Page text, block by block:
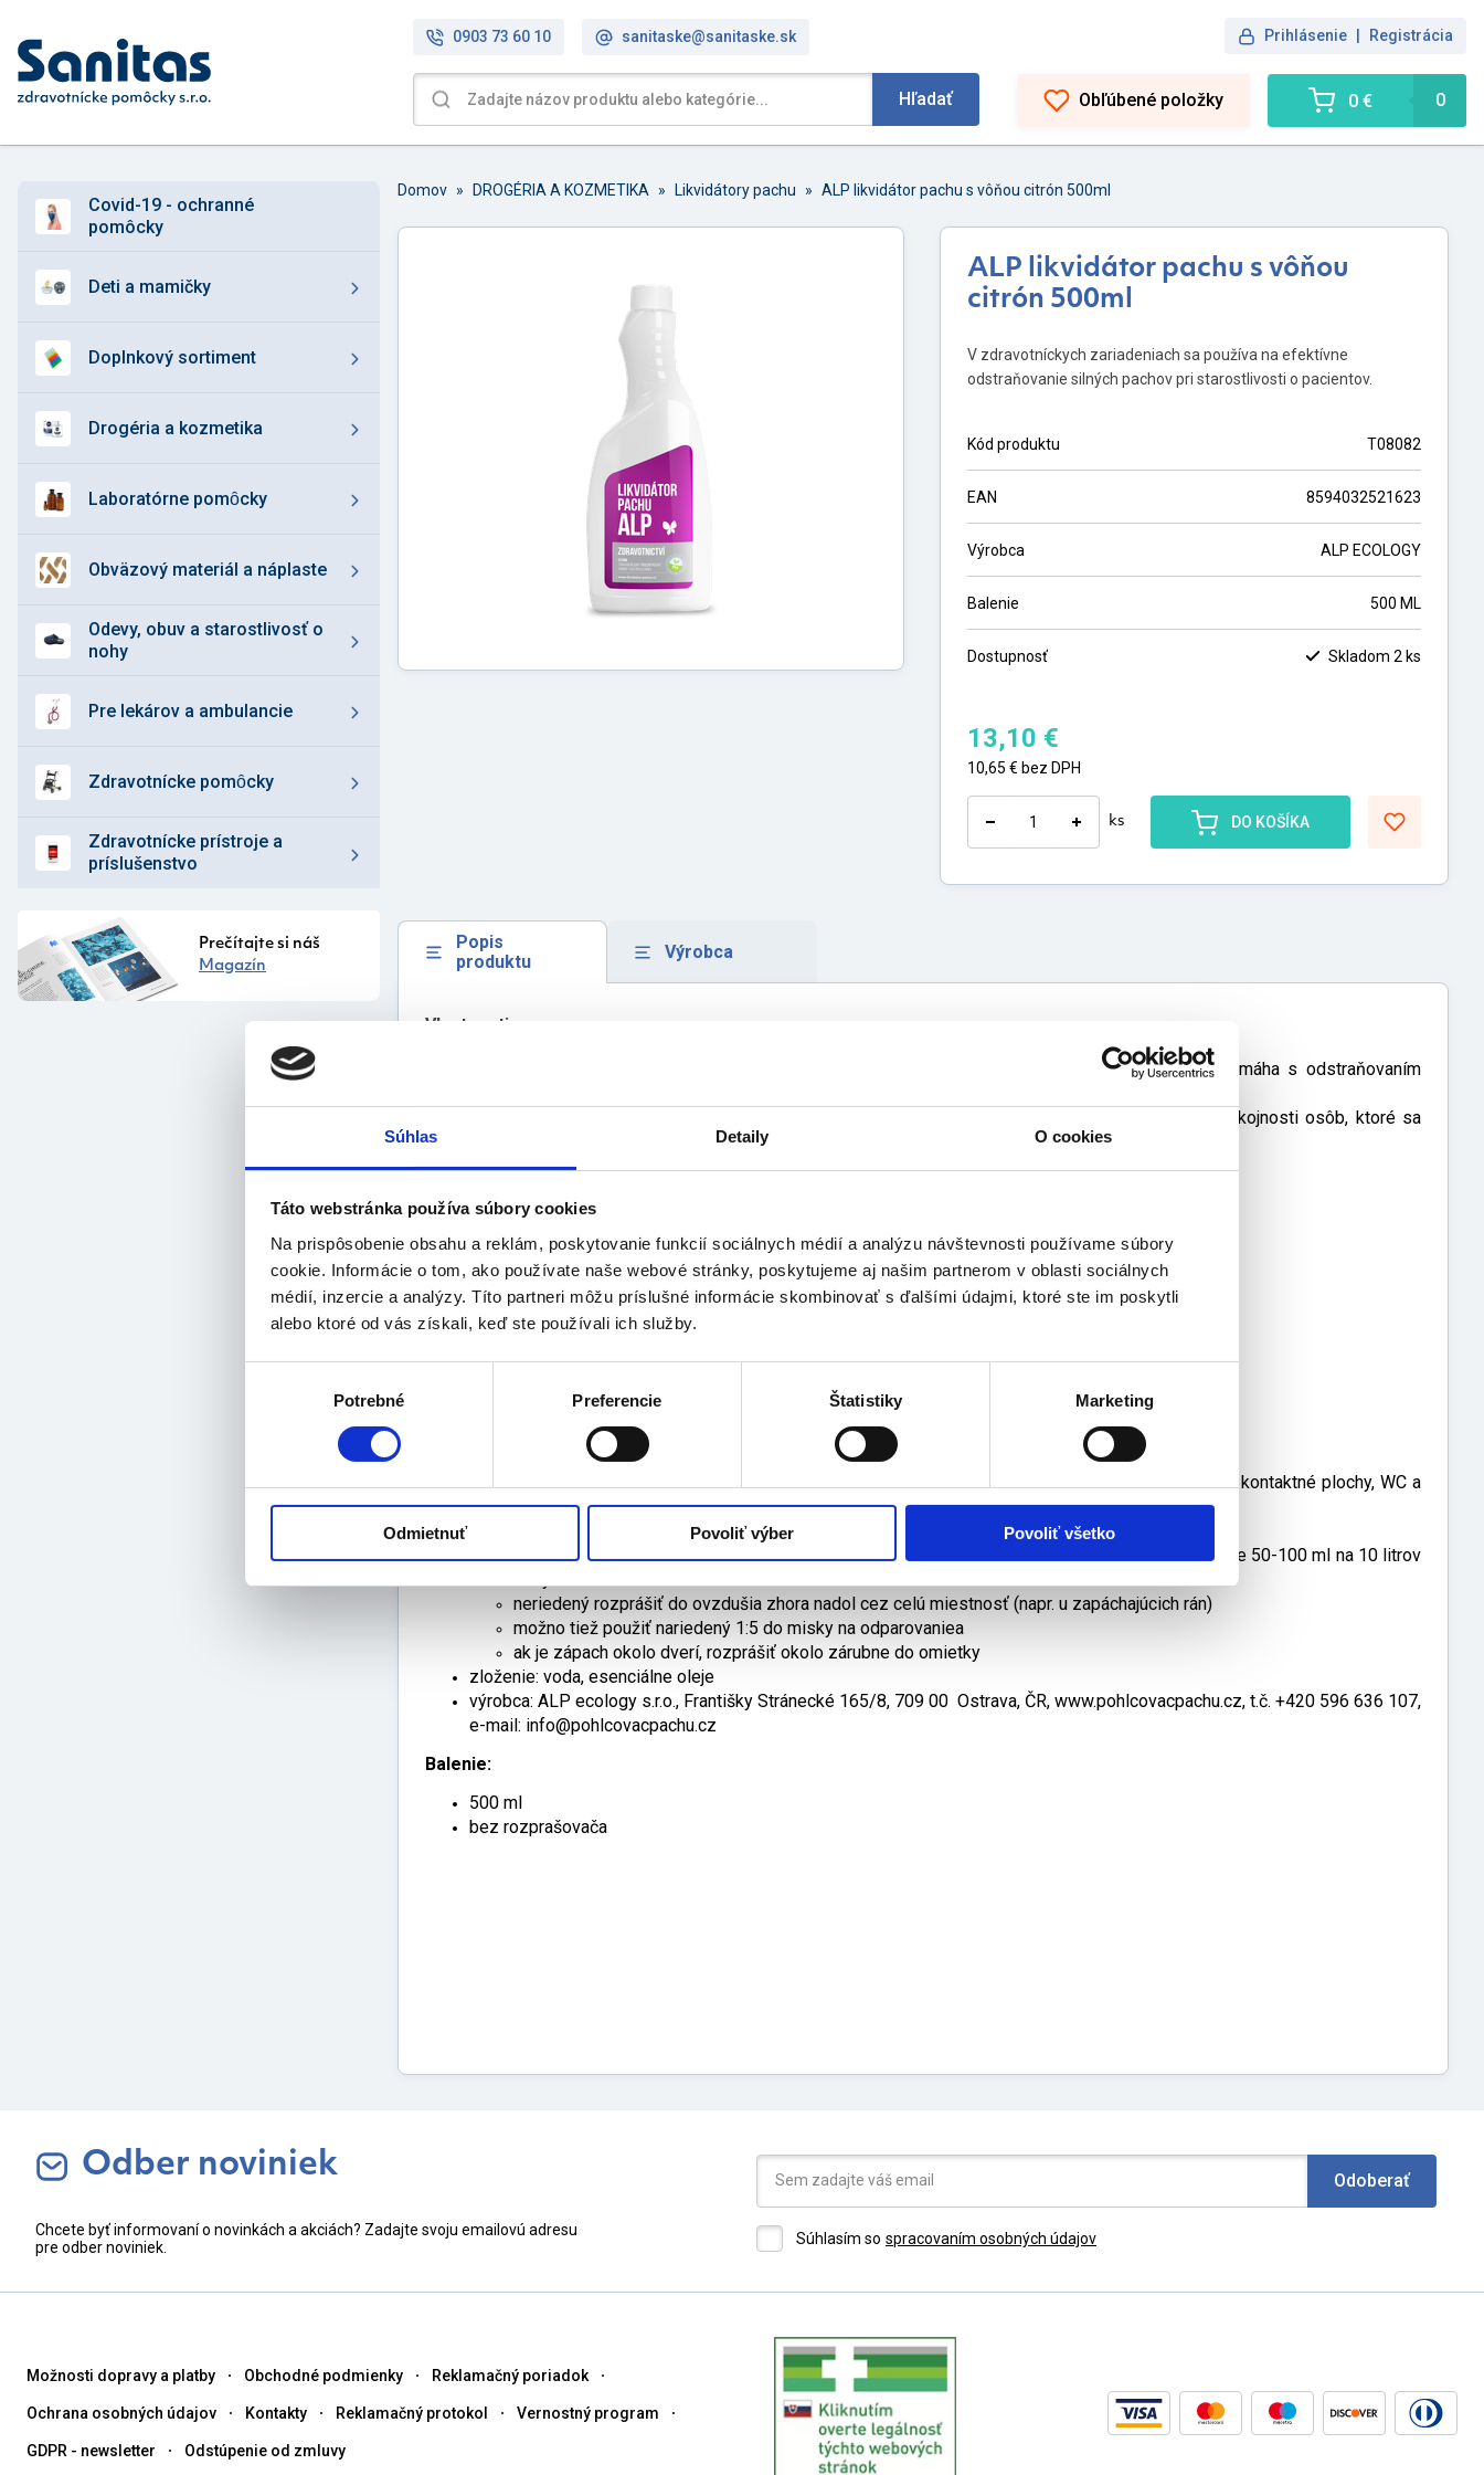
Súhlas Detaily O cookies
Táto webstránka používa súbory cookies
Na prispôsobenie obsahu a reklám, poskytovanie funkcií sociálnych médií a analýzu návštevnosti používame súbory
cookie. Informácie o tom, ako používate naše webové stránky, poskytujeme aj našim partnerom v oblasti sociálnych
médií, inzercie a analýzy. Títo partneri môžu príslušné informácie skombinovať s ďalšími údajmi, ktoré ste im poskytli
alebo ktoré od vás získali, keď ste používali ich služby.
Potrebné Preferencie Štatistiky Marketing
Odmietnuť Povoliť výber Povoliť všetko
0903 73 60 10 sanitaske@sanitaske.sk
Hľadať
Prihlásenie Registrácia
Obľúbené položky 0 € 0
covid-19 - ochranné
pomôcky
deti a mamičky
doplnkový sortiment
drogéria a kozmetika
laboratórne pomȏcky
obväzový materiál a náplaste
odevy, obuv a starostlivosť o
nohy
pre lekárov a ambulancie
zdravotnícke pomȏcky
zdravotnícke prístroje a
príslušenstvo
Prečítajte si náš
Magazín
Domov » DROGÉRIA A KOZMETIKA » Likvidátory pachu » ALP likvidátor pachu s vôňou citrón 500ml
ALP likvidátor pachu s vôňou
citrón 500ml
V zdravotníckych zariadeniach sa používa na efektívne
odstraňovanie silných pachov pri starostlivosti o pacientov.
Kód produktu T08082
EAN 8594032521623
Výrobca ALP ECOLOGY
Balenie 500 ML
Dostupnosť Skladom 2 ks
13,10 €
10,65 € bez DPH
ks DO KOŠÍKA
Popis
produktu
Výrobca
Vlastnosti:
likvidátor pachu je neoceniteľným pomocníkom v mnohých zdravotníckych zariadeniach, kde pomáha s odstraňovaním
po jeho použití dôjde k okamžitej likvidácii nežiadúcich zápachov a tým k zvýšeniu kvality a spokojnosti osôb, ktoré sa
prírodný prípravok
pH neutrálny
bez kvasiniek
vhodný aj pre alergikov
použitie:
na plienky
WC
vrecia s odpadom
ovzdušie
silno rozprášiť na celú plochu zdroja zápachu - použité plienky, vrecia na odpad, prestieradlá, kontaktné plochy, WC a
pod.
molitany, matrace, koberce je najlepšie preliať roztokom riedeným 1:3 alebo neriedeným
na vytieranie podláh, povrchov, WC, nemocničného nábytku, pranie (do 60 °C) pridajte minimálne 50-100 ml na 10 litrov
neriedený rozprášiť do ovzdušia zhora nadol cez celú miestnosť (napr. u zapáchajúcich rán)
možno tiež použiť nariedený 1:5 do misky na odparovaniea
ak je zápach okolo dverí, rozprášiť okolo zárubne do omietky
zloženie: voda, esenciálne oleje
výrobca: ALP ecology s.r.o., Františky Stránecké 165/8, 709 00 Ostrava, ČR, www.pohlcovacpachu.cz, t.č. +420 596 636 107,
e-mail: info@pohlcovacpachu.cz
Balenie:
500 ml
bez rozprašovača
Odber noviniek
Chcete byť informovaní o novinkách a akciách? Zadajte svoju emailovú adresu
pre odber noviniek.
Odoberať
Súhlasím so spracovaním osobných údajov
Možnosti dopravy a platby Obchodné podmienky Reklamačný poriadok
Ochrana osobných údajov Kontakty Reklamačný protokol Vernostný program
GDPR - newsletter Odstúpenie od zmluvy